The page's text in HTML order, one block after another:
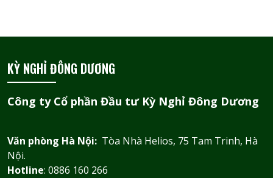
KỲ NGHỈ ĐÔNG DƯƠNG
Công ty Cổ phần Đầu tư Kỳ Nghỉ Đông Dương
Văn phòng Hà Nội: Tòa Nhà Helios, 75 Tam Trinh, Hà
Nội.
Hotline: 0886 160 266